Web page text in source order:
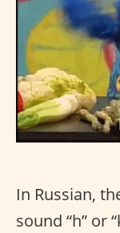
In Russian,
sound “h” or